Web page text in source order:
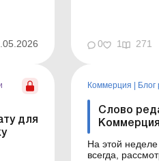
на
выплат по
0 1 271
для
Коммерция | Блог
Слово
На этой
всегда,